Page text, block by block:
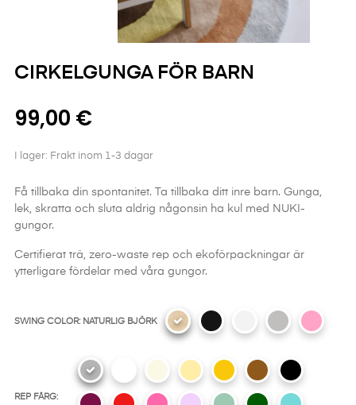
CIRKELGUNGA FÖR BARN
99,00 €
I lager: Frakt inom 1-3 dagar
Få tillbaka din spontanitet. Ta tillbaka ditt inre barn. Gunga,
lek, skratta och sluta aldrig någonsin ha kul med NUKI-
gungor.
Certifierat trä, zero-waste rep och ekoförpackningar är
ytterligare fördelar med våra gungor.
SWING COLOR: NATURLIG BJÖRK
REP FÄRG: